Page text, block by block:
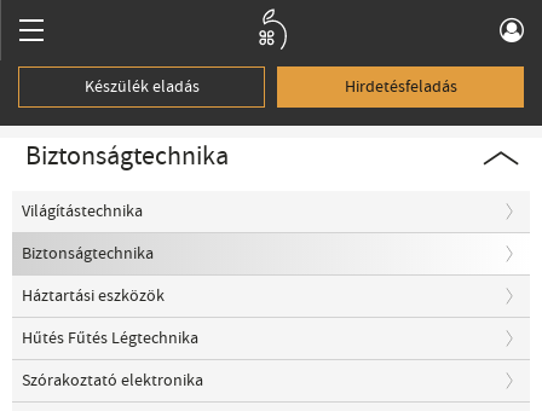
Készülék eladás Hirdetésfeladás
Biztonságtechnika
Világítástechnika
Biztonságtechnika
Háztartási eszközök
Hűtés Fűtés Légtechnika
Szórakoztató elektronika